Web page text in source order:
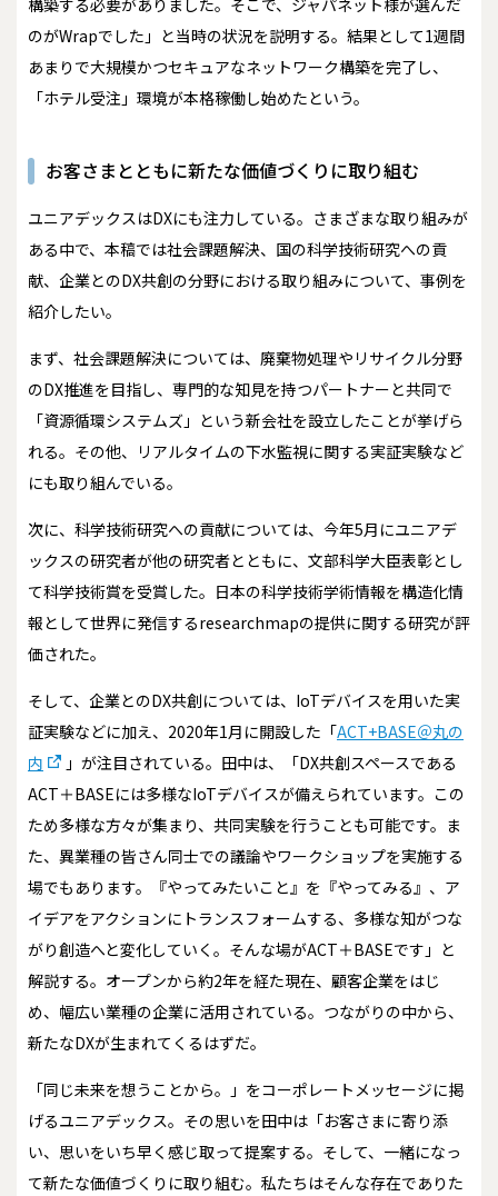
構築する必要がありました。そこで、ジャパネット様が選んだ
のがWrapでした」と当時の状況を説明する。結果として1週間
あまりで大規模かつセキュアなネットワーク構築を完了し、
「ホテル受注」環境が本格稼働し始めたという。
お客さまとともに新たな価値づくりに取り組む
ユニアデックスはDXにも注力している。さまざまな取り組みが
ある中で、本稿では社会課題解決、国の科学技術研究への貢
献、企業とのDX共創の分野における取り組みについて、事例を
紹介したい。
まず、社会課題解決については、廃棄物処理やリサイクル分野
のDX推進を目指し、専門的な知見を持つパートナーと共同で
「資源循環システムズ」という新会社を設立したことが挙げら
れる。その他、リアルタイムの下水監視に関する実証実験など
にも取り組んでいる。
次に、科学技術研究への貢献については、今年5月にユニアデ
ックスの研究者が他の研究者とともに、文部科学大臣表彰とし
て科学技術賞を受賞した。日本の科学技術学術情報を構造化情
報として世界に発信するresearchmapの提供に関する研究が評
価された。
そして、企業とのDX共創については、IoTデバイスを用いた実
証実験などに加え、2020年1月に開設した「ACT+BASE＠丸の
内
」が注目されている。田中は、「DX共創スペースである
ACT＋BASEには多様なIoTデバイスが備えられています。この
ため多様な方々が集まり、共同実験を行うことも可能です。ま
た、異業種の皆さん同士での議論やワークショップを実施する
場でもあります。『やってみたいこと』を『やってみる』、ア
イデアをアクションにトランスフォームする、多様な知がつな
がり創造へと変化していく。そんな場がACT＋BASEです」と
解説する。オープンから約2年を経た現在、顧客企業をはじ
め、幅広い業種の企業に活用されている。つながりの中から、
新たなDXが生まれてくるはずだ。
「同じ未来を想うことから。」をコーポレートメッセージに掲
げるユニアデックス。その思いを田中は「お客さまに寄り添
い、思いをいち早く感じ取って提案する。そして、一緒になっ
て新たな価値づくりに取り組む。私たちはそんな存在でありた